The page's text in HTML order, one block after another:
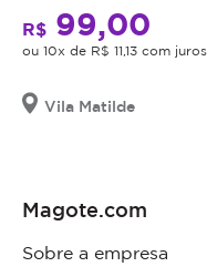
R$ 99,00
ou 10x de R$ 11,13 com juros
Vila Matilde
Magote.com
Sobre a empresa